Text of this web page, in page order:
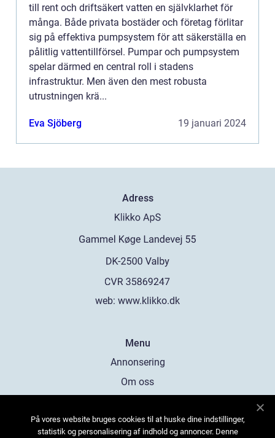
till rent och driftsäkert vatten en självklarhet för
många. Både privata bostäder och företag förlitar
sig på effektiva pumpsystem för att säkerställa en
pålitlig vattentillförsel. Pumpar och pumpsystem
spelar därmed en central roll i stadens
infrastruktur. Men även den mest robusta
utrustningen krä...
Eva Sjöberg 19 januari 2024
Adress
web: www.klikko.dk
Menu
Annonsering
Om oss
Kontakta oss
På vores website bruges cookies til at huske dine indstillinger,
statistik og personalisering af indhold og annoncer. Denne